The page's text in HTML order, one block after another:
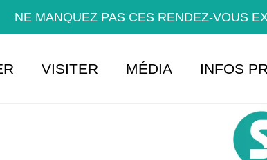
NE MANQUEZ PAS CES RENDEZ-VOUS
VISITER MÉDIA INFOS